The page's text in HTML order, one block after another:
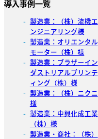
導入事例一覧
製造業：（株）流機エ
ンジニアリング様
製造業：オリエンタル
モーター（株）様
製造業：ブラザーイン
ダストリアルプリンテ
ィング（株）様
製造業：（株）ニクニ
様
製造業：中興化成工業
（株）様
製造業・商社：（株）